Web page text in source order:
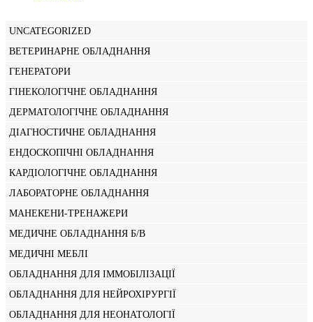
UNCATEGORIZED
ВЕТЕРИНАРНЕ ОБЛАДНАННЯ
ГЕНЕРАТОРИ
ГІНЕКОЛОГІЧНЕ ОБЛАДНАННЯ
ДЕРМАТОЛОГІЧНЕ ОБЛАДНАННЯ
ДІАГНОСТИЧНЕ ОБЛАДНАННЯ
ЕНДОСКОПІЧНІ ОБЛАДНАННЯ
КАРДІОЛОГІЧНЕ ОБЛАДНАННЯ
ЛАБОРАТОРНЕ ОБЛАДНАННЯ
МАНЕКЕНИ-ТРЕНАЖЕРИ
МЕДИЧНЕ ОБЛАДНАННЯ Б/В
МЕДИЧНІ МЕБЛІ
ОБЛАДНАННЯ ДЛЯ ІММОБІЛІЗАЦІЇ
ОБЛАДНАННЯ ДЛЯ НЕЙРОХІРУРГІЇ
ОБЛАДНАННЯ ДЛЯ НЕОНАТОЛОГІЇ